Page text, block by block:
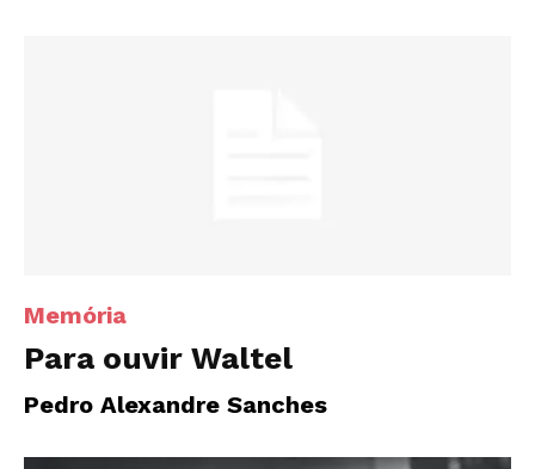
Memória
Para ouvir Waltel
Pedro Alexandre Sanches